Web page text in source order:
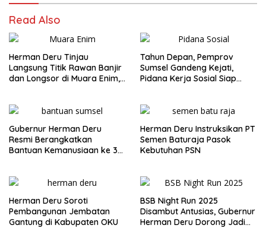
Read Also
Herman Deru Tinjau
Langsung Titik Rawan Banjir
dan Longsor di Muara Enim,
Tahun Depan, Pemprov
Sumsel Gandeng Kejati,
Pidana Kerja Sosial Siap
Gubernur Herman Deru
Resmi Berangkatkan
Bantuan Kemanusiaan ke 3
Herman Deru Instruksikan PT
Semen Baturaja Pasok
Kebutuhan PSN
Herman Deru Soroti
Pembangunan Jembatan
Gantung di Kabupaten OKU
BSB Night Run 2025
Disambut Antusias, Gubernur
Herman Deru Dorong Jadi